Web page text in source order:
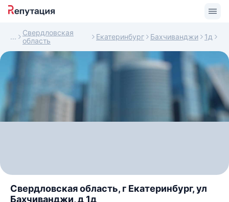
Свердловская
область
Екатеринбург Бахчиванджи 1д
Свердловская область, г Екатеринбург, ул
Бахчиванджи, д 1д